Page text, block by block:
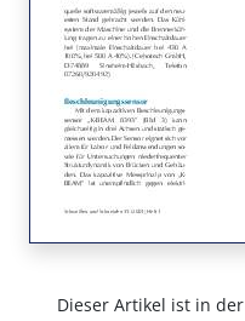
Dieser Artikel ist in